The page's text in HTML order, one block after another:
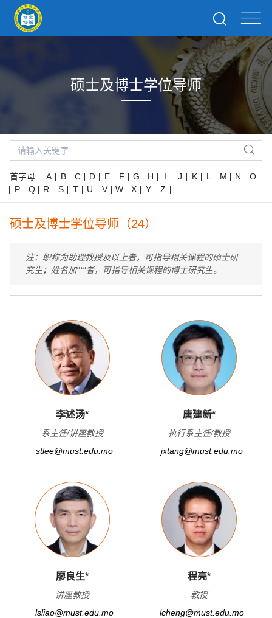
硕士及博士学位导师
首字母 A B C D E F G H I J K L M N
O
P
Q R S T U V W X Y Z
硕士及博士学位导师（24）
注：职称为助理教授及以上者，可指导相关课程的硕士研
究生；姓名加"*"者，可指导相关课程的博士研究生。
李述汤*
系主任/讲座教授
stlee@must.edu.mo
唐建新*
执行系主任/教授
jxtang@must.edu.mo
廖良生*
讲座教授
lsliao@must.edu.mo
程亮*
教授
lcheng@must.edu.mo